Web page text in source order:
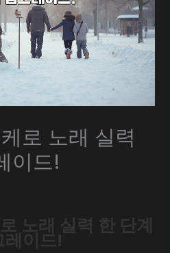
로 노래 실력
이드!
노래 실력 한 단계
이드!